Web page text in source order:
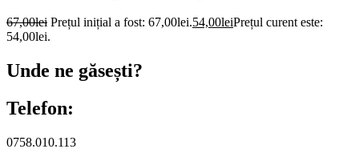
67,00lei Prețul inițial a fost: 67,00lei.54,00leiPrețul curent este:
54,00lei.
Unde ne găsești?
Telefon:
0758.010.113